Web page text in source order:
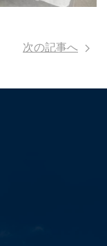
次の記事へ